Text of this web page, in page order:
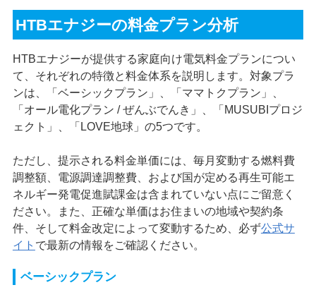
HTBエナジーの料金プラン分析
HTBエナジーが提供する家庭向け電気料金プランについ
て、それぞれの特徴と料金体系を説明します。対象プラ
ンは、「ベーシックプラン」、「ママトクプラン」、
「オール電化プラン / ぜんぶでんき」、「MUSUBIプロジ
ェクト」、「LOVE地球」の5つです。
ただし、提示される料金単価には、毎月変動する燃料費
調整額、電源調達調整費、および国が定める再生可能エ
ネルギー発電促進賦課金は含まれていない点にご留意く
ださい。また、正確な単価はお住まいの地域や契約条
件、そして料金改定によって変動するため、必ず公式サ
イト で最新の情報をご確認ください。
ベーシックプラン